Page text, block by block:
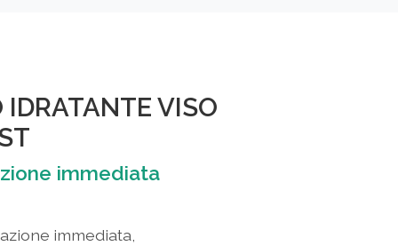
VISO
immediata
immediata,